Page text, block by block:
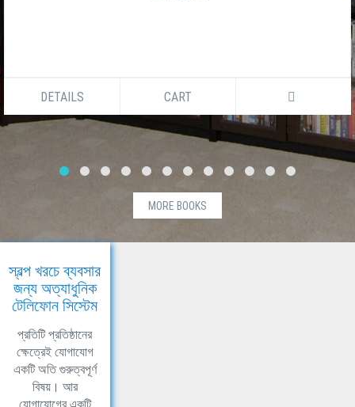
DETAILS CART
MORE BOOKS
স্বল্প খরচে ব্যবসার
জন্য অত্যাধুনিক
টেলিফোন সিস্টেম
প্রতিটি প্রতিষ্ঠানের
ক্ষেত্রেই যোগাযোগ
একটি অতি গুরুত্বপূর্ণ
বিষয়। আর